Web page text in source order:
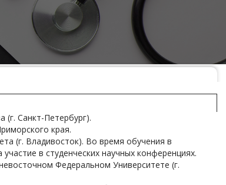
Санкт-Петербург).
края.
(г. Владивосток). Во время обучения в
в студенческих научных конференциях.
Федеральном Университете (г.